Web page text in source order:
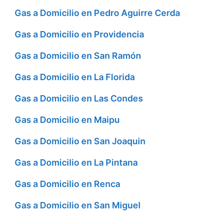
Gas a Domicilio en Pedro Aguirre Cerda
Gas a Domicilio en Providencia
Gas a Domicilio en San Ramón
Gas a Domicilio en La Florida
Gas a Domicilio en Las Condes
Gas a Domicilio en Maipu
Gas a Domicilio en San Joaquin
Gas a Domicilio en La Pintana
Gas a Domicilio en Renca
Gas a Domicilio en San Miguel